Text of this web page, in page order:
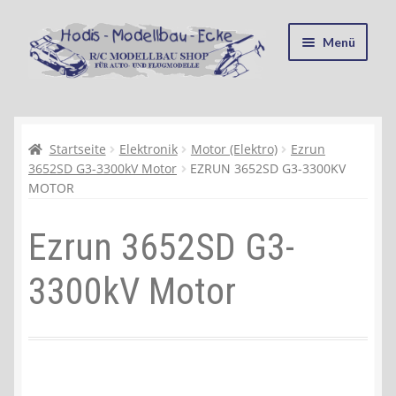
Zur
Navigation
springen
Zum
Inhalt
springen
Menü
Kasse
Mein Konto
Recycling, Entsorgung und Umwelt
Shop
Warenkorb
Startseite Elektronik Motor (Elektro)
Ezrun
3652SD G3-3300kV Motor
EZRUN 3652SD G3-3300KV
MOTOR
Ezrun 3652SD G3-
3300kV Motor